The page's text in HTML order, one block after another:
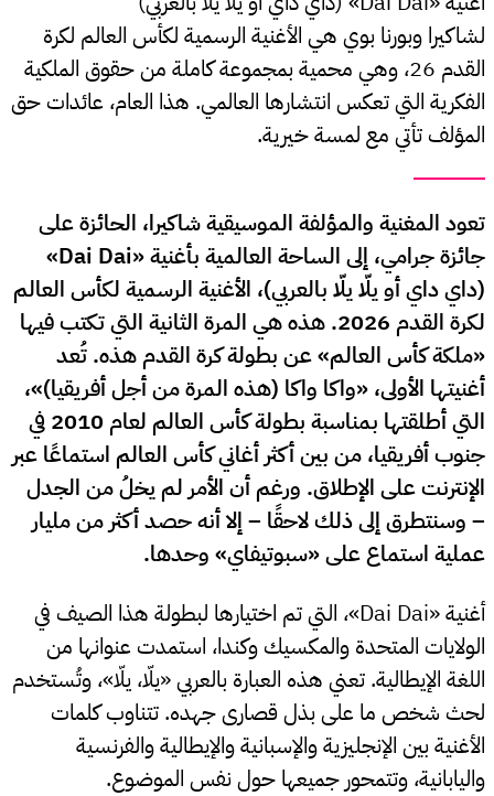
لشاكيرا وبورنا بوي هي الأغنية الرسمية لكأس العالم لكرة
القدم 26، وهي محمية بمجموعة كاملة من حقوق الملكية
الفكرية التي تعكس انتشارها العالمي. هذا العام، عائدات حق
المؤلف تأتي مع لمسة خيرية.
تعود المغنية والمؤلفة الموسيقية شاكيرا، الحائزة على
جائزة جرامي، إلى الساحة العالمية بأغنية «Dai Dai»
(داي داي أو يلّا يلّا بالعربي)، الأغنية الرسمية لكأس العالم
لكرة القدم 2026. هذه هي المرة الثانية التي تكتب فيها
«ملكة كأس العالم» عن بطولة كرة القدم هذه. تُعد
أغنيتها الأولى، «واكا واكا (هذه المرة من أجل أفريقيا)»،
التي أطلقتها بمناسبة بطولة كأس العالم لعام 2010 في
جنوب أفريقيا، من بين أكثر أغاني كأس العالم استماعًا عبر
الإنترنت على الإطلاق. ورغم أن الأمر لم يخلُ من الجدل
– وسنتطرق إلى ذلك لاحقًا – إلا أنه حصد أكثر من مليار
عملية استماع على «سبوتيفاي» وحدها.
أغنية «Dai Dai»، التي تم اختيارها لبطولة هذا الصيف في
الولايات المتحدة والمكسيك وكندا، استمدت عنوانها من
اللغة الإيطالية. تعني هذه العبارة بالعربي «يلّا، يلّا»، وتُستخدم
لحث شخص ما على بذل قصارى جهده. تتناوب كلمات
الأغنية بين الإنجليزية والإسبانية والإيطالية والفرنسية
واليابانية، وتتمحور جميعها حول نفس الموضوع.